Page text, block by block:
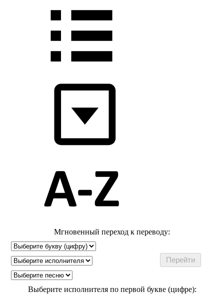
Мгновенный переход к переводу:
Выберите исполнителя по первой букве (цифре):